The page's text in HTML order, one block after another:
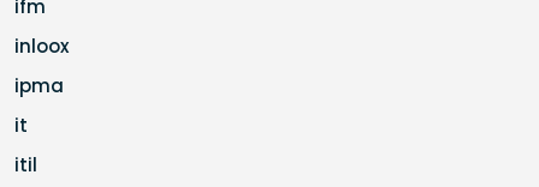
ifm
inloox
ipma
it
itil